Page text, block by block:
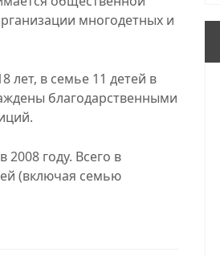
многодетных и
лет, в семье 11 детей в
благодарственными
году. Всего в
(включая семью